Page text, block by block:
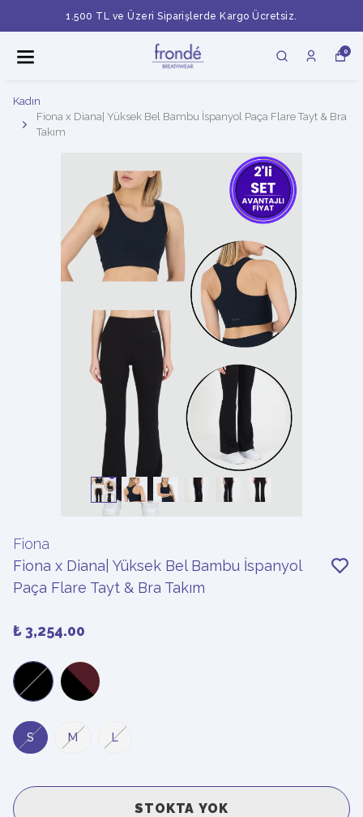
1.500 TL ve Üzeri Siparişlerde Kargo Ücretsiz.
0
Kadın
Fiona x Diana| Yüksek Bel Bambu İspanyol Paça Flare Tayt & Bra
Takım
Fiona
Fiona x Diana| Yüksek Bel Bambu İspanyol
Paça Flare Tayt & Bra Takım
₺ 3,254.00
S M L
STOKTA YOK